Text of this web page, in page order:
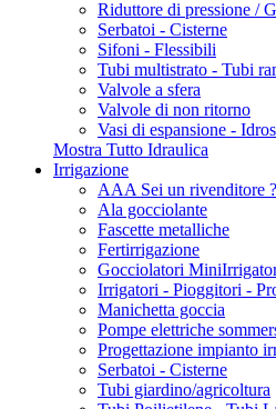
Riduttore di pressione /
Serbatoi - Cisterne
Sifoni - Flessibili
Tubi multistrato - Tubi
Valvole a sfera
Valvole di non ritorno
Vasi di espansione -
Mostra Tutto Idraulica
Irrigazione
AAA Sei un
Ala gocciolante
Fascette metalliche
Fertirrigazione
Gocciolatori
Irrigatori - Pioggitori -
Manichetta goccia
Pompe elettriche
Progettazione impianto
Serbatoi - Cisterne
Tubi giardino/agricoltura